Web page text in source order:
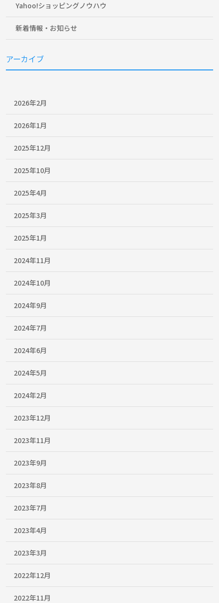
Yahoo!ショッピングノウハウ
新着情報・お知らせ
アーカイブ
2026年2月
2026年1月
2025年12月
2025年10月
2025年4月
2025年3月
2025年1月
2024年11月
2024年10月
2024年9月
2024年7月
2024年6月
2024年5月
2024年2月
2023年12月
2023年11月
2023年9月
2023年8月
2023年7月
2023年4月
2023年3月
2022年12月
2022年11月